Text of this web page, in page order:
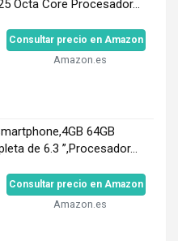
Octa Core Procesador...
Consultar precio en Amazon
Amazon.es
64GB
de 6.3 ”,Procesador...
Consultar precio en Amazon
Amazon.es